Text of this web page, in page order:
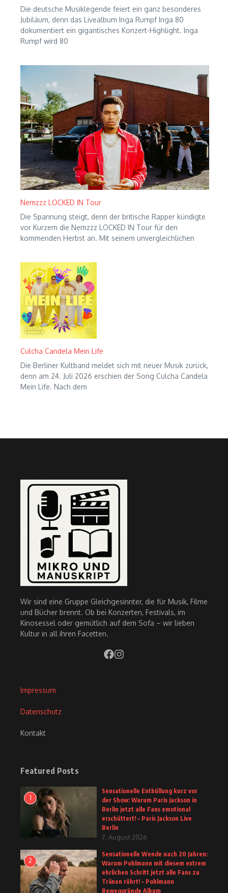
Die deutsche Musiklegende feiert ein ganz besonderes
Jubiläum, denn das Livealbum Inga Rumpf Inga 80
dokumentiert ein gigantisches Konzert-Highlight. Inga
Rumpf wird 80
Nemzzz LOCKED IN Tour
Die Spannung steigt, denn der britische Rapper kündigte
vor Kurzem die Nemzzz LOCKED IN Tour für den
kommenden Herbst an. Mit seinem unvergleichlichen
Culcha Candela Mein Life
Die Berliner Kultband meldet sich mit neuer Musik zurück,
denn am 24. Juli 2026 erschien der Song Culcha Candela
Mein Life. Nach dem
Wir sind eine Gruppe Gleichgesinnter, die für Musik, Filme
und Bücher brennt. Ob bei Konzerten, Festivals, im
Kinosessel oder gemütlich auf dem Sofa – wir lieben
Kultur in all ihren Facetten.
Impressum
Datenschutz
Kontakt
Featured Posts
1
Sensationelle Enthüllung kurz vor
der Show: Warum Paris Jackson in
Berlin jetzt alle Fans emotional
erschüttert! – Paris Jackson Live
Berlin
7. August 2026
2
Sensationelle Wende nach 20 Jahren:
Warum Pohlmann mit diesem extrem
ehrlichen Schritt jetzt alle Fans zu
Tränen rührt! – Pohlmann
Beweggründe Album